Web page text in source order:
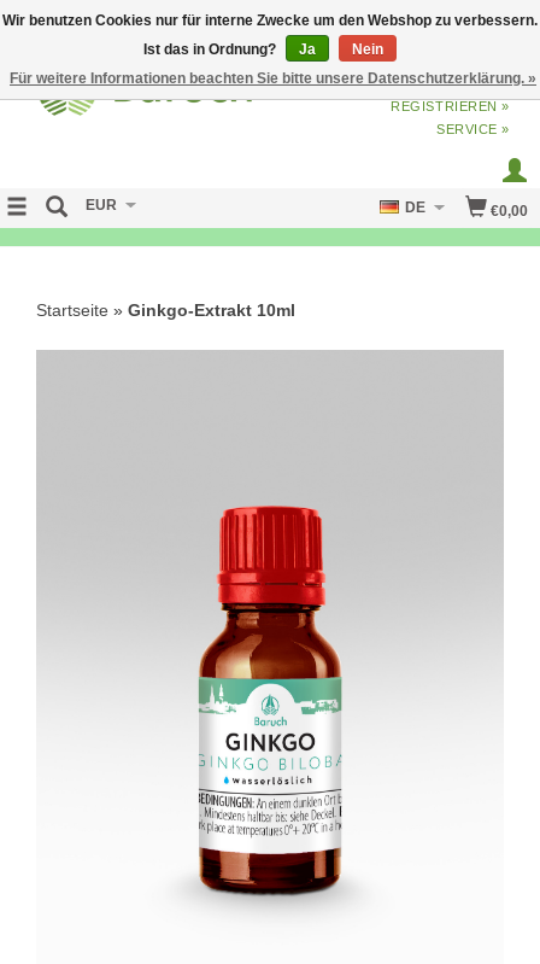
ANMELDENODERJETZT
REGISTRIEREN »
SERVICE »
€0,00
EUR DE
Startseite » Ginkgo-Extrakt 10ml
Wir benutzen Cookies nur für interne Zwecke um den Webshop zu verbessern.
Ist das in Ordnung?
Ja
Nein
Für weitere Informationen beachten Sie bitte unsere Datenschutzerklärung. »